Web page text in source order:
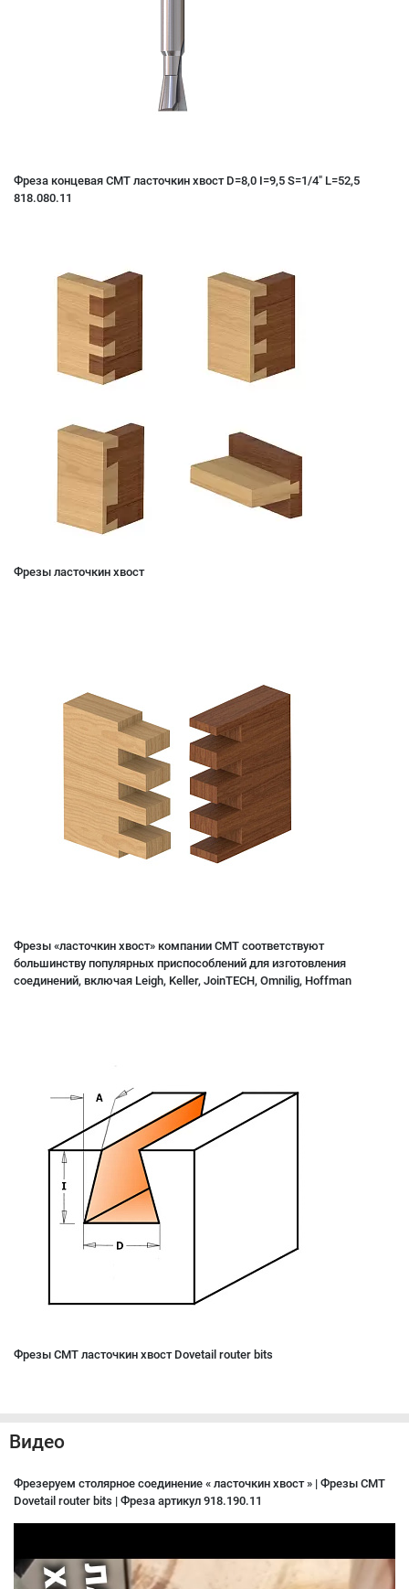
Фреза концевая CMT ласточкин хвост D=8,0 I=9,5 S=1/4" L=52,5
818.080.11
Фрезы ласточкин хвост
Фрезы «ласточкин хвост» компании CMT соответствуют
большинству популярных приспособлений для изготовления
соединений, включая Leigh, Keller, JoinTECH, Omnilig, Hoffman
Фрезы CMT ласточкин хвост Dovetail router bits
Видео
Фрезеруем столярное соединение « ласточкин хвост » | Фрезы CMT
Dovetail router bits | Фреза артикул 918.190.11